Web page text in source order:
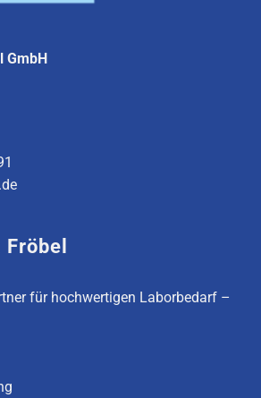
GmbH
für hochwertigen Laborbedarf –